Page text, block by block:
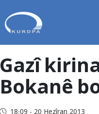
Gazî
Bokanê